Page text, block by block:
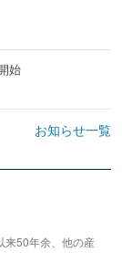
始
お知らせ一覧
来50年余、他の産